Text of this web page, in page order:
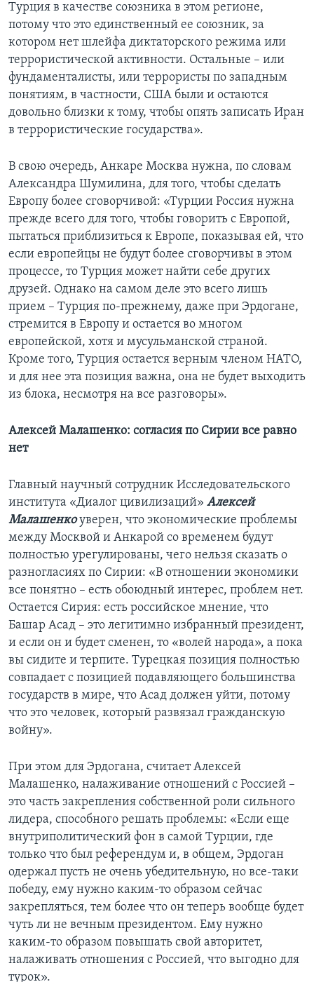
Турция в качестве союзника в этом регионе,
потому что это единственный ее союзник, за
котором нет шлейфа диктаторского режима или
террористической активности. Остальные – или
фундаменталисты, или террористы по западным
понятиям, в частности, США были и остаются
довольно близки к тому, чтобы опять записать Иран
в террористические государства».
В свою очередь, Анкаре Москва нужна, по словам
Александра Шумилина, для того, чтобы сделать
Европу более сговорчивой: «Турции Россия нужна
прежде всего для того, чтобы говорить с Европой,
пытаться приблизиться к Европе, показывая ей, что
если европейцы не будут более сговорчивы в этом
процессе, то Турция может найти себе других
друзей. Однако на самом деле это всего лишь
прием – Турция по-прежнему, даже при Эрдогане,
стремится в Европу и остается во многом
европейской, хотя и мусульманской страной.
Кроме того, Турция остается верным членом НАТО,
и для нее эта позиция важна, она не будет выходить
из блока, несмотря на все разговоры».
Алексей Малашенко: согласия по Сирии все равно
нет
Главный научный сотрудник Исследовательского
института «Диалог цивилизаций» Алексей
Малашенкоуверен, что экономические проблемы
между Москвой и Анкарой со временем будут
полностью урегулированы, чего нельзя сказать о
разногласиях по Сирии: «В отношении экономики
все понятно – есть обоюдный интерес, проблем нет.
Остается Сирия: есть российское мнение, что
Башар Асад – это легитимно избранный президент,
и если он и будет сменен, то «волей народа», а пока
вы сидите и терпите. Турецкая позиция полностью
совпадает с позицией подавляющего большинства
государств в мире, что Асад должен уйти, потому
что это человек, который развязал гражданскую
войну».
При этом для Эрдогана, считает Алексей
Малашенко, налаживание отношений с Россией –
это часть закрепления собственной роли сильного
лидера, способного решать проблемы: «Если еще
внутриполитический фон в самой Турции, где
только что был референдум и, в общем, Эрдоган
одержал пусть не очень убедительную, но все-таки
победу, ему нужно каким-то образом сейчас
закрепляться, тем более что он теперь вообще будет
чуть ли не вечным президентом. Ему нужно
каким-то образом повышать свой авторитет,
налаживать отношения с Россией, что выгодно для
турок».